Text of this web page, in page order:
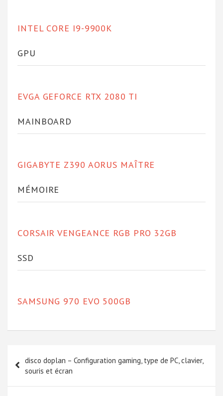
INTEL CORE I9-9900K
GPU
EVGA GEFORCE RTX 2080 TI
MAINBOARD
GIGABYTE Z390 AORUS MAÎTRE
MÉMOIRE
CORSAIR VENGEANCE RGB PRO 32GB
SSD
SAMSUNG 970 EVO 500GB
de
l’article
disco doplan – Configuration gaming, type de PC, clavier,
souris et écran